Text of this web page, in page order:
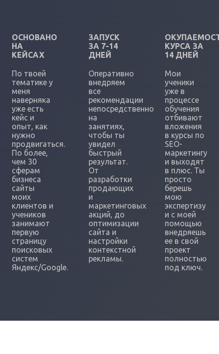
ОСНОВАНО
НА
КЕЙСАХ
По твоей
тематике у
меня
наверняка
уже есть
кейс и
опыт, как
нужно
продвигаться.
По более,
чем 30
сферам
бизнеса
сайты
моих
клиентов и
учеников
занимают
первую
страницу
поисковых
систем
Яндекс/Google.
ЗАПУСК
ЗА 7-14
ДНЕЙ
Оперативно
внедряем
все
рекомендации
непосредственно
на
занятиях,
чтобы ты
увидел
быстрый
результат.
От
разработки
продающих
и
маркетинговых
акций, до
оптимизации
сайта и
настройки
контекстной
рекламы.
КУРСА ЗА
14 ДНЕЙ
Мои
ученики
уже в
процессе
обучения
отбивают
вложения
в курсы по
SEO-
маркетингу
и выходят
в плюс. Ты
просто
берешь
мою
экспертизу
и с моей
помощью
внедряешь
ее в свой
проект
полностью
под ключ.